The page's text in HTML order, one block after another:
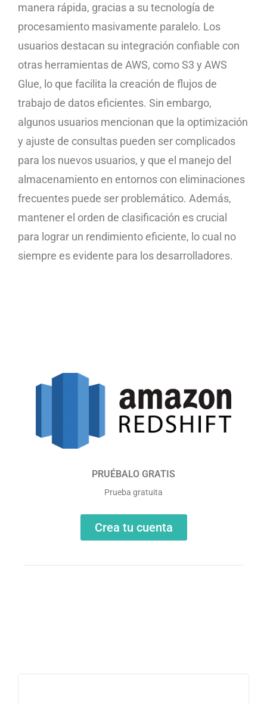
manera rápida, gracias a su tecnología de
procesamiento masivamente paralelo. Los
usuarios destacan su integración confiable con
otras herramientas de AWS, como S3 y AWS
Glue, lo que facilita la creación de flujos de
trabajo de datos eficientes. Sin embargo,
algunos usuarios mencionan que la optimización
y ajuste de consultas pueden ser complicados
para los nuevos usuarios, y que el manejo del
almacenamiento en entornos con eliminaciones
frecuentes puede ser problemático. Además,
mantener el orden de clasificación es crucial
para lograr un rendimiento eficiente, lo cual no
siempre es evidente para los desarrolladores.
PRUÉBALO GRATIS
Prueba gratuita
Crea tu cuenta